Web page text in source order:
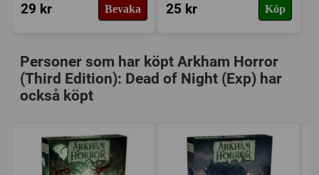
29 kr Bevaka 25 kr Köp
Personer som har köpt Arkham Horror
(Third Edition): Dead of Night (Exp) har
också köpt